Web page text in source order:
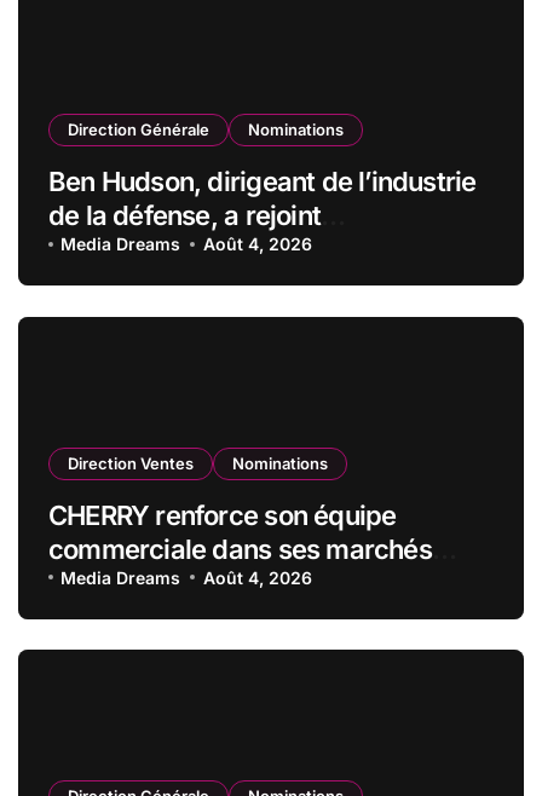
Direction Générale Nominations
Ben Hudson, dirigeant de l’industrie
de la défense, a rejoint
CZECHOSLOVAK GROUP (CSG) en
qualité de vice-président du conseil
d’administration
Media Dreams Août 4, 2026
Direction Ventes Nominations
CHERRY renforce son équipe
commerciale dans ses marchés
stratégiques
Media Dreams Août 4, 2026